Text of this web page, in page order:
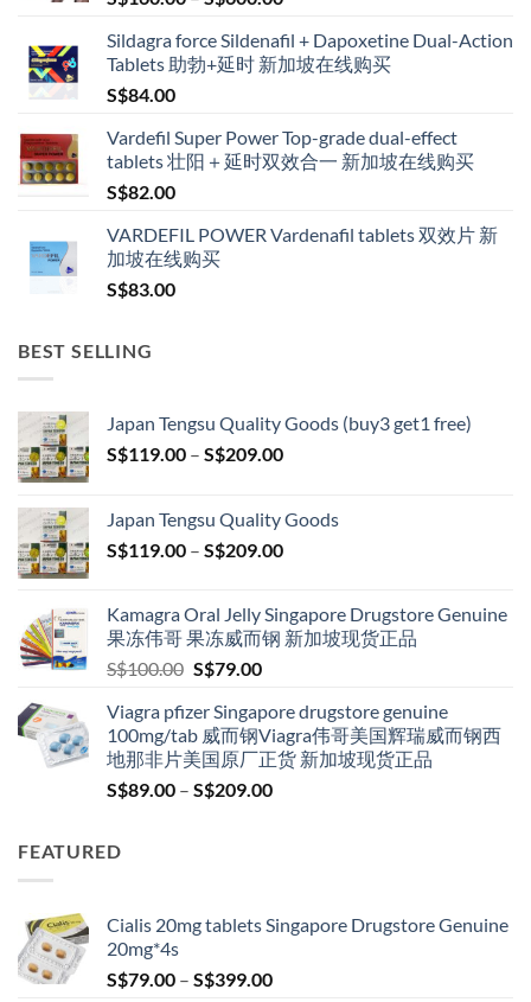
S$160.00
through
Sildagra force Sildenafil + Dapoxetine Dual-Action
Tablets 助勃+延时 新加坡在线购买
S$84.00
Vardefil Super Power Top-grade dual-effect
tablets 壮阳＋延时双效合一 新加坡在线购买
S$82.00
VARDEFIL POWER Vardenafil tablets 双效片 新
加坡在线购买
S$83.00
BEST SELLING
Japan Tengsu Quality Goods (buy3 get1 free)
S$119.00 – S$209.00Price
through
S$209.00
Japan Tengsu Quality Goods
S$119.00 – S$209.00Price
through
S$209.00
Kamagra Oral Jelly Singapore Drugstore Genuine
果冻伟哥 果冻威而钢 新加坡现货正品
S$100.00 Original
was:
S$100.00.
S$79.00Current
is:
S$79.00.
Viagra pfizer Singapore drugstore genuine
100mg/tab 威而钢Viagra伟哥美国辉瑞威而钢西
地那非片美国原厂正货 新加坡现货正品
S$89.00 – S$209.00Price
FEATURED
Cialis 20mg tablets Singapore Drugstore Genuine
20mg*4s
S$79.00 – S$399.00Price